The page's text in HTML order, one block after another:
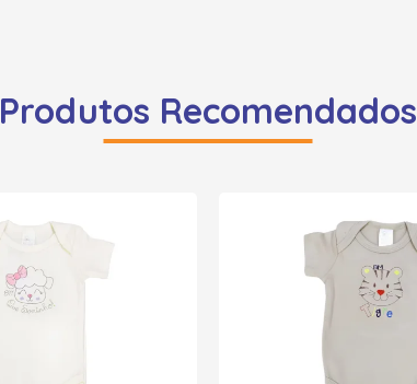
Produtos Recomendados